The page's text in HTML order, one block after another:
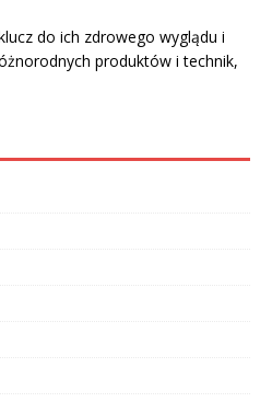
do ich zdrowego wyglądu i
produktów i technik,